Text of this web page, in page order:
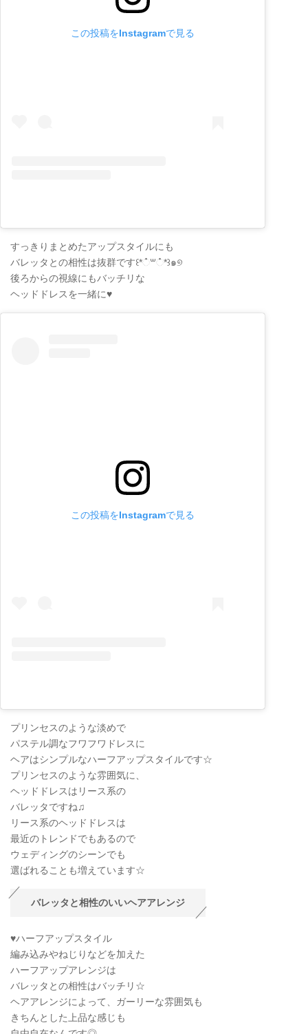
この投稿をInstagramで見る
すっきりまとめたアップスタイルにも
バレッタとの相性は抜群です꒰*்꒳்*꒱๑୭
後ろからの視線にもバッチリな
ヘッドドレスを一緒に♥
この投稿をInstagramで見る
プリンセスのような淡めで
パステル調なフワフワドレスに
ヘアはシンプルなハーフアップスタイルです☆
プリンセスのような雰囲気に、
ヘッドドレスはリース系の
バレッタですね♫
リース系のヘッドドレスは
最近のトレンドでもあるので
ウェディングのシーンでも
選ばれることも増えています☆
バレッタと相性のいいヘアアレンジ
♥ハーフアップスタイル
編み込みやねじりなどを加えた
ハーフアップアレンジは
バレッタとの相性はバッチリ☆
ヘアアレンジによって、ガーリーな雰囲気も
きちんとした上品な感じも